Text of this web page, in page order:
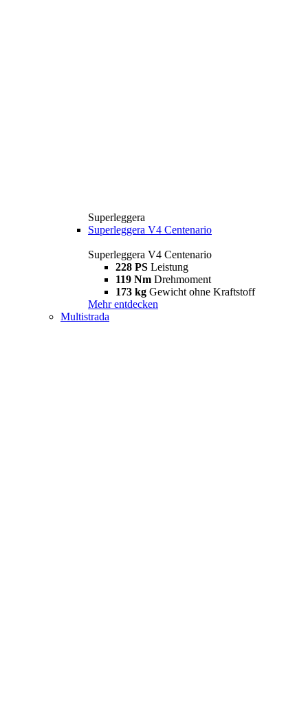
Superleggera
Superleggera V4 Centenario
Superleggera V4 Centenario
228 PS Leistung
119 Nm Drehmoment
173 kg Gewicht ohne Kraftstoff
Mehr entdecken
Multistrada